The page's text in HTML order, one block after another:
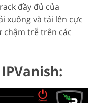
đầy đủ của
xuống và tải lên cực
chậm trễ trên các